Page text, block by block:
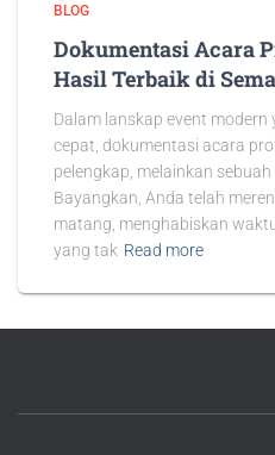
BLOG
Dokumentasi Acara
Hasil Terbaik di
Dalam lanskap event
cepat, dokumentasi acara
pelengkap, melainkan
Bayangkan, Anda telah
matang, menghabiskan
yang tak Read more